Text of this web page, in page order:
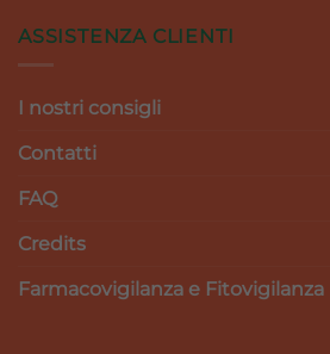
ASSISTENZA CLIENTI
I nostri consigli
Contatti
FAQ
Credits
Farmacovigilanza e Fitovigilanza